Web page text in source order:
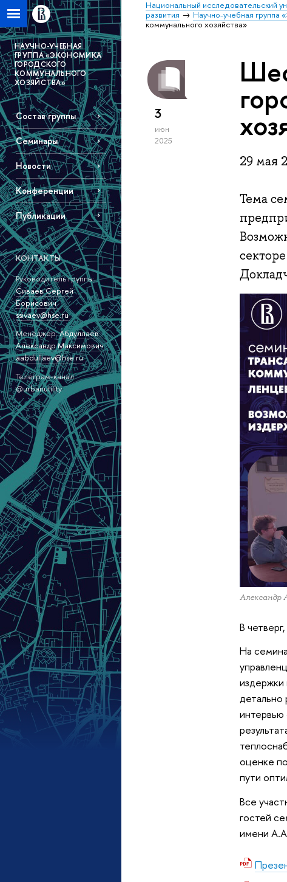
Национальный исследовательский
развития
Научно-учебная группа
коммунального хозяйства»
НАУЧНО-УЧЕБНАЯ
ГРУППА «ЭКОНОМИКА
ГОРОДСКОГО
КОММУНАЛЬНОГО
ХОЗЯЙСТВА»
Состав группы
Семинары
Новости
Конференции
Публикации
КОНТАКТЫ
Руководитель группы:
Сиваев Сергей
Борисович
ssivaev@hse.ru
Менеджер:Абдуллаев
Александр Максимович
aabdullaev@hse.ru
Телеграм-канал:
@urbanutility
3
июн
2025
29 мая
Тема
секторе
Александр
В
На
издержки
детально
интервью
оценке
пути
Все
гостей
имени